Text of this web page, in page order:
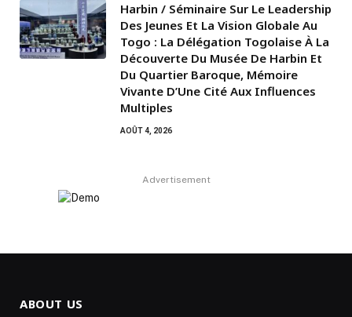
Harbin / Séminaire Sur Le Leadership
Des Jeunes Et La Vision Globale Au
Togo : La Délégation Togolaise À La
Découverte Du Musée De Harbin Et
Du Quartier Baroque, Mémoire
Vivante D’Une Cité Aux Influences
Multiples
AOÛT 4, 2026
Advertisement
ABOUT US